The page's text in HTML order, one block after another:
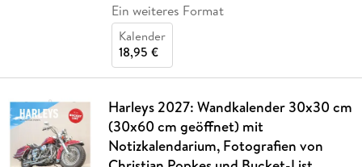
Ein weiteres Format
Kalender
18,95 €
Harleys 2027: Wandkalender 30x30 cm
(30x60 cm geöffnet) mit
Notizkalendarium, Fotografien von